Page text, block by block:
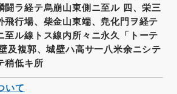
闘ラ経テ烏崩山東側ニ至ル 四、栄三
飛行場、柴金山東端、尭化門ヲ経テ
至ル線トス線内所々ニ永久「トーテ
及複郭、城壁ハ高サ一八米余ニシテ
稍低キ所
いて